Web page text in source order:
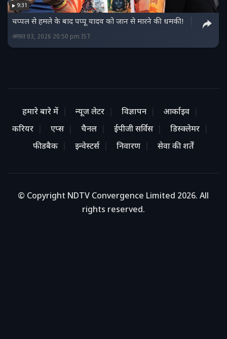
9:31
चप्पल से हमले के बाद पप्पू यादव को जान से मारने की धमकी!
अगस्त 03, 2026 20:50 pm IST
हमारे बारे में न्यूज लेटर विज्ञापन
आर्काइव
करियर
एप्स चैनल ईपीजी सर्विस
डिस्क्लेमर
फीडबैक
इन्वेस्टर्स निवारण सेवा की शर्तें
© Copyright NDTV Convergence Limited 2026. All
rights reserved.